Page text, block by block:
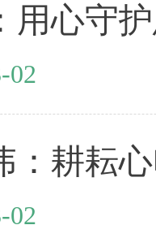
用心守
02
：耕耘
02